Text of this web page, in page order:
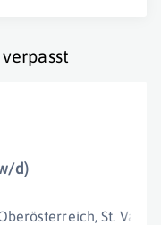
d)
,St.